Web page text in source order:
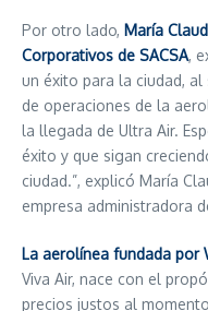
Por otro lado, María
Corporativos de SACSA,
un éxito para la ciudad,
de operaciones de la
la llegada de Ultra Air.
éxito y que sigan
ciudad.”, explicó María
empresa administradora
La aerolínea fundada por
Viva Air, nace con el
precios justos al